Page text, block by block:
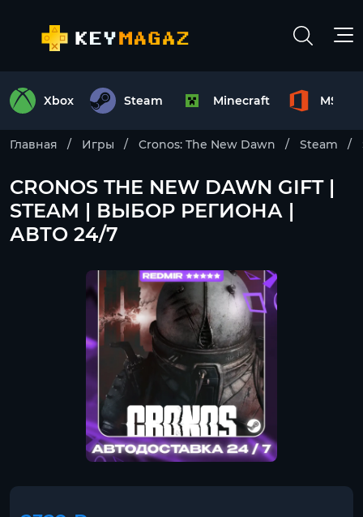
Xbox Steam Minecraft MS
Главная Игры Cronos: The New Dawn Steam
CRONOS THE NEW DAWN GIFT |
STEAM | ВЫБОР РЕГИОНА |
АВТО 24/7